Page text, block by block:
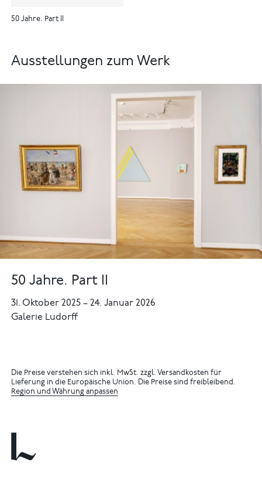
50 Jahre. Part II
Ausstellungen zum Werk
50 Jahre. Part II
31. Oktober 2025–24. Januar 2026
Galerie Ludorff
Die Preise verstehen sich inkl. MwSt. zzgl. Versandkosten für
Lieferung in die Europäische Union. Die Preise sind freibleibend.
Region und Währung anpassen